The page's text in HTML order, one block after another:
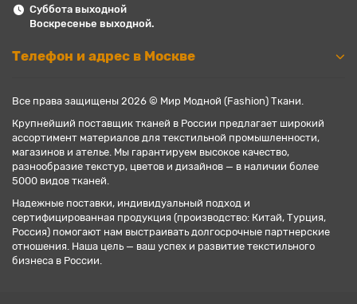
Суббота выходной
Воскресенье выходной.
Телефон и адрес в Москве
Все права защищены 2026 © Мир Модной (Fashion) Ткани.
Крупнейший поставщик тканей в России предлагает широкий
ассортимент материалов для текстильной промышленности,
магазинов и ателье. Мы гарантируем высокое качество,
разнообразие текстур, цветов и дизайнов — в наличии более
5000 видов тканей.
Надежные поставки, индивидуальный подход и
сертифицированная продукция (производство: Китай, Турция,
Россия) помогают нам выстраивать долгосрочные партнерские
отношения. Наша цель — ваш успех и развитие текстильного
бизнеса в России.